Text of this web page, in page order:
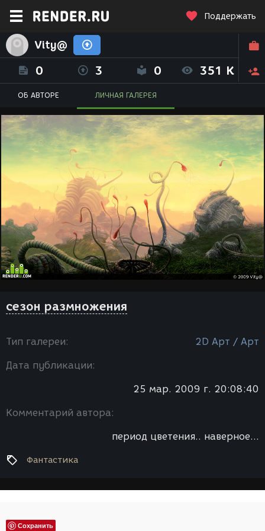
Поддержать
Vity@
0 3 0 351 K
ОБ АВТОРЕ ЛИЧНАЯ ГАЛЕРЕЯ
сезон размножения
Тип галереи: 2D Арт / Арт
Дата публикации:
25 мар. 2009 г. 20:08:40
Комментарий автора:
период цветения.. наверное...
Фантастика
Сохранить